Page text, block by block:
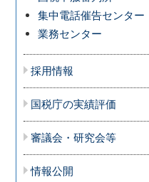
集中電話催告センター
業務センター
採用情報
国税庁の実績評価
審議会・研究会等
情報公開